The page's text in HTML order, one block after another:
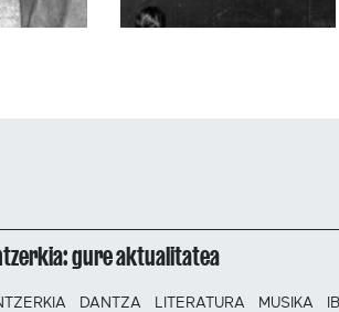
gure aktualitatea
DANTZA LITERATURA MUSIKA